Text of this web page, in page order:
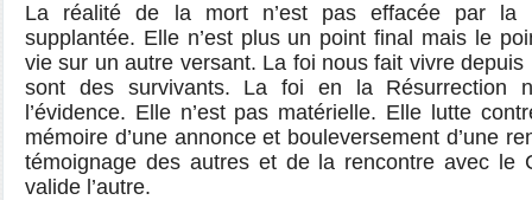
La réalité de la mort n’est pas effacée par la
supplantée. Elle n’est plus un point final mais le
vie sur un autre versant. La foi nous fait vivre depuis
sont des survivants. La foi en la Résurrection
l’évidence. Elle n’est pas matérielle. Elle lutte
mémoire d’une annonce et bouleversement d’une
témoignage des autres et de la rencontre avec le
valide l’autre.